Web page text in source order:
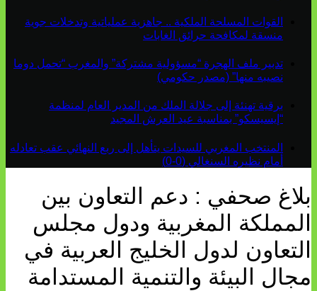
القوات المسلحة الملكية .. جاهزية عملياتية وتدخلات جوية
منسقة لمكافحة حرائق الغابات
تدبير ملف الهجرة “مسؤولية مشتركة” والمغرب “تحمل دوما
نصيبه منها” (مصدر حكومي)
برقية تهنئة إلى جلالة الملك من المدير العام لمنظمة
“إيسيسكو” بمناسبة عيد العرش المجيد
المنتخب المغربي للسيدات يتأهل إلى ربع النهائي عقب تعادله
أمام نظيره السنغالي (0-0)
بلاغ صحفي : دعم التعاون بين
المملكة المغربية ودول مجلس
التعاون لدول الخليج العربية في
مجال البيئة والتنمية المستدامة